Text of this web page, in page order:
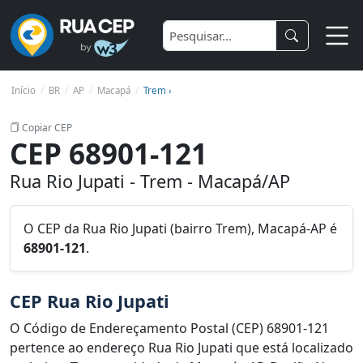
Início BR AP Macapá Trem ›
Copiar CEP
CEP 68901-121
Rua Rio Jupati - Trem - Macapá/AP
O CEP da Rua Rio Jupati (bairro Trem), Macapá-AP é
68901-121.
CEP Rua Rio Jupati
O Código de Endereçamento Postal (CEP) 68901-121
pertence ao endereço Rua Rio Jupati que está localizado